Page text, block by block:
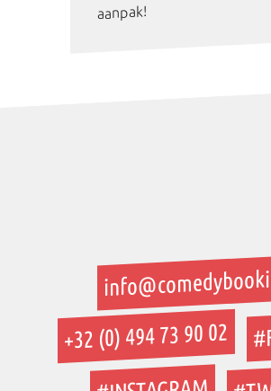
aanpak!
+32 (0) 494 73 90 02